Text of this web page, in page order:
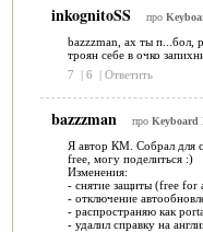
inkognitoSS про
bazzzman, ах ты п...бол,
троян себе в очко
7
| 6 | Ответить
bazzzman про Keyboard
Я автор КМ. Cобрал для
free, могу поделиться :)
Изменения:
- снятие защиты (free for
- отключение
- распространяю как
- удалил справку на